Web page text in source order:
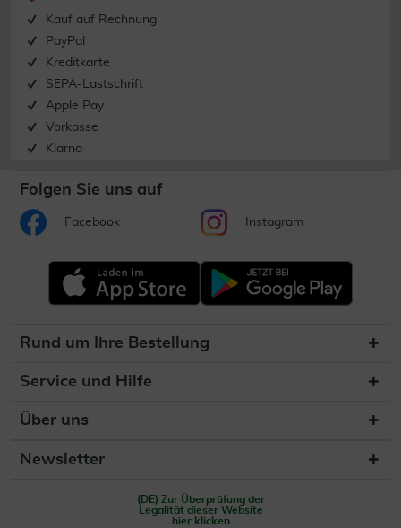
Kauf auf Rechnung
PayPal
Kreditkarte
SEPA-Lastschrift
Apple Pay
Vorkasse
Klarna
Folgen Sie uns auf
Facebook Instagram
Rund um Ihre Bestellung
Service und Hilfe
Über uns
Newsletter
(DE) Zur Überprüfung der
Legalität dieser Website
hier klicken